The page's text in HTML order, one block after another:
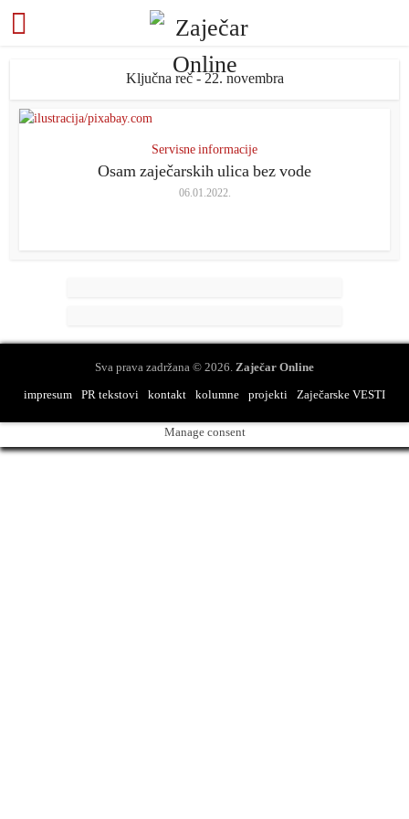
Ključna reč - 22. novembra
Servisne informacije
Osam zaječarskih ulica bez vode
06.01.2022.
Sva prava zadržana © 2026. Zaječar Online
impresum
PR tekstovi kontakt kolumne projekti Zaječarske VESTI
Manage consent